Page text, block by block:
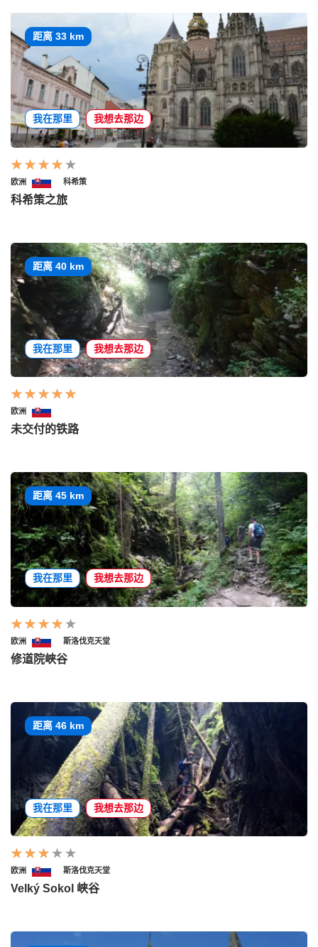
距离 33 km
我在那里 我想去那边
欧洲 科希策
科希策之旅
距离 40 km
我在那里 我想去那边
欧洲
未交付的铁路
距离 45 km
我在那里 我想去那边
欧洲 斯洛伐克天堂
修道院峡谷
距离 46 km
我在那里 我想去那边
欧洲 斯洛伐克天堂
Velký Sokol 峡谷